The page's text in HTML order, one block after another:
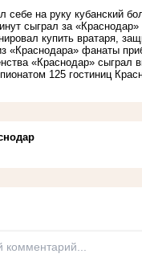
себе на руку кубанский
сыграл за «Краснодар»
купить вратаря,
«Краснодара» фанаты
«Краснодар» сыграл
125 гостиниц